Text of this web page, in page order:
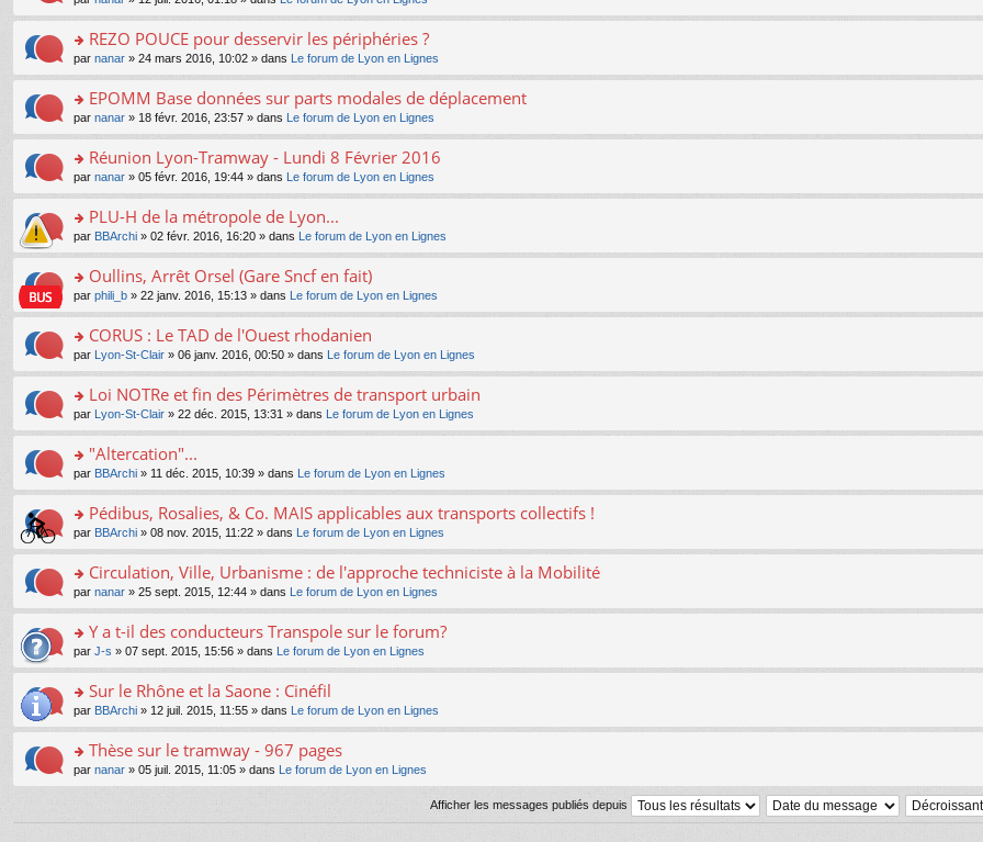
c
e
nt
u
s
ré
c
e
nt
n
le
pl
u
s
ré
c
e
nt
g
e
n
n
le
pl
u
s
ré
c
e
nt
s
a
g
e
n
n
le
pl
u
s
ré
c
e
nt
er
le
m
e
s
a
g
e
n
n
le
pl
u
s
ré
c
e
nt
n
s
ult
er
le
m
e
s
a
g
e
n
n
le
pl
u
s
ré
c
e
nt
o
n
s
ult
er
le
m
e
s
a
g
e
n
n
le
pl
u
s
ré
c
e
nt
REZO POUCE pour desservir les périphéries ?
par nanar » 24 mars 2016, 10:02 » dans Le forum de Lyon en Lignes
o
n
s
ult
er
le
m
e
s
a
g
e
n
n
le
pl
u
s
ré
c
e
nt
EPOMM Base données sur parts modales de déplacement
par nanar » 18 févr. 2016, 23:57 » dans Le forum de Lyon en Lignes
o
n
s
ult
er
le
m
e
s
a
g
e
n
n
le
pl
u
s
ré
c
e
nt
Réunion Lyon-Tramway - Lundi 8 Février 2016
par nanar » 05 févr. 2016, 19:44 » dans Le forum de Lyon en Lignes
o
n
s
ult
er
le
m
e
s
a
g
e
n
n
le
pl
u
s
ré
c
e
nt
PLU-H de la métropole de Lyon...
par BBArchi » 02 févr. 2016, 16:20 » dans Le forum de Lyon en Lignes
o
n
s
ult
er
le
m
e
s
a
g
e
n
n
le
pl
u
s
ré
c
e
nt
Oullins, Arrêt Orsel (Gare Sncf en fait)
par phili_b » 22 janv. 2016, 15:13 » dans Le forum de Lyon en Lignes
o
n
s
ult
er
le
m
e
s
a
g
e
n
n
le
pl
u
s
ré
c
e
nt
CORUS : Le TAD de l'Ouest rhodanien
par Lyon-St-Clair » 06 janv. 2016, 00:50 » dans Le forum de Lyon en Lignes
o
n
s
ult
er
le
m
e
s
a
g
e
n
n
le
pl
u
s
ré
c
Loi NOTRe et fin des Périmètres de transport urbain
par Lyon-St-Clair » 22 déc. 2015, 13:31 » dans Le forum de Lyon en Lignes
o
n
s
ult
er
le
m
e
s
a
g
e
n
n
le
pl
u
ré
"Altercation"...
par BBArchi » 11 déc. 2015, 10:39 » dans Le forum de Lyon en Lignes
o
n
s
ult
er
le
m
e
s
a
g
e
n
n
Pédibus, Rosalies, & Co. MAIS applicables aux transports collectifs !
par BBArchi » 08 nov. 2015, 11:22 » dans Le forum de Lyon en Lignes
o
n
s
ult
er
le
m
e
s
a
g
e
o
Circulation, Ville, Urbanisme : de l'approche techniciste à la Mobilité
par nanar » 25 sept. 2015, 12:44 » dans Le forum de Lyon en Lignes
o
n
s
ult
er
le
m
e
s
Y a t-il des conducteurs Transpole sur le forum?
par J-s » 07 sept. 2015, 15:56 » dans Le forum de Lyon en Lignes
o
n
s
ult
er
e
Sur le Rhône et la Saone : Cinéfil
par BBArchi » 12 juil. 2015, 11:55 » dans Le forum de Lyon en Lignes
o
n
ult
Thèse sur le tramway - 967 pages
par nanar » 05 juil. 2015, 11:05 » dans Le forum de Lyon en Lignes
Afficher les messages publiés depuis